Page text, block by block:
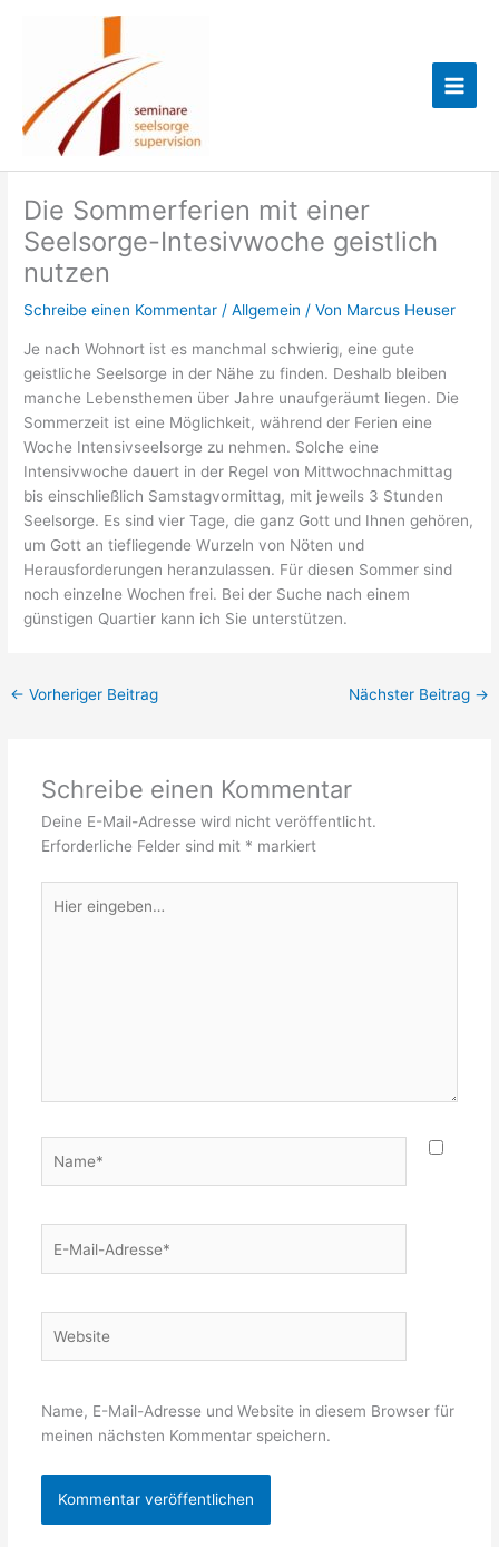
Die Sommerferien mit einer
Seelsorge-Intesivwoche geistlich
nutzen
Schreibe einen Kommentar /Allgemein / Von Marcus Heuser
Je nach Wohnort ist es manchmal schwierig, eine gute
geistliche Seelsorge in der Nähe zu finden. Deshalb bleiben
manche Lebensthemen über Jahre unaufgeräumt liegen. Die
Sommerzeit ist eine Möglichkeit, während der Ferien eine
Woche Intensivseelsorge zu nehmen. Solche eine
Intensivwoche dauert in der Regel von Mittwochnachmittag
bis einschließlich Samstagvormittag, mit jeweils 3 Stunden
Seelsorge. Es sind vier Tage, die ganz Gott und Ihnen gehören,
um Gott an tiefliegende Wurzeln von Nöten und
Herausforderungen heranzulassen. Für diesen Sommer sind
noch einzelne Wochen frei. Bei der Suche nach einem
günstigen Quartier kann ich Sie unterstützen.
← Vorheriger Beitrag Nächster Beitrag →
Schreibe einen Kommentar
Deine E-Mail-Adresse wird nicht veröffentlicht.
Erforderliche Felder sind mit * markiert
eingeben…
Mail-
Name, E-Mail-Adresse und Website in diesem Browser für
meinen nächsten Kommentar speichern.